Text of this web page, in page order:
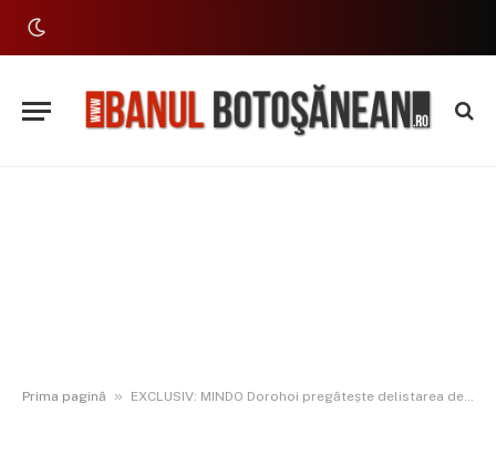
Prima pagină » EXCLUSIV: MINDO Dorohoi pregătește delistarea de la Bursa de Valori București